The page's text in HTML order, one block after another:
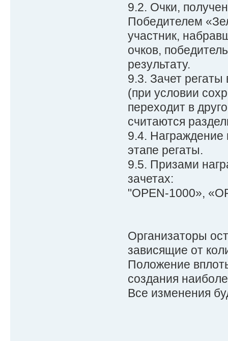
9.2. Очки,
Победителем
участник,
очков,
результату.
9.3. Зачет регаты
(при условии
переходит в
считаются
9.4. Награждение
этапе регаты.
9.5. Призами
зачетах:
"OPEN-1000»,
Организаторы
зависящие от
Положение
создания
Все изменения